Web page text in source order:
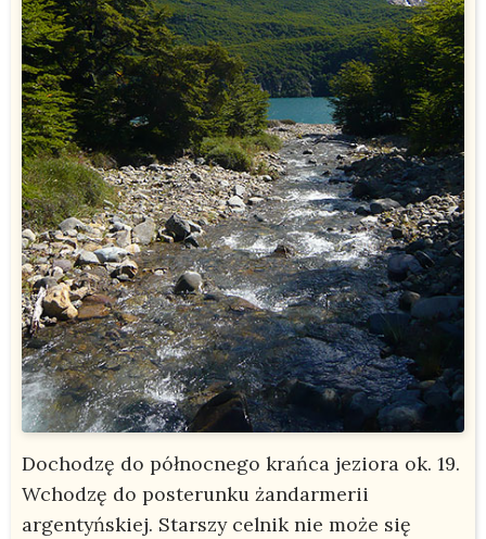
Dochodzę do północnego krańca jeziora ok. 19.
Wchodzę do posterunku żandarmerii
argentyńskiej. Starszy celnik nie może się